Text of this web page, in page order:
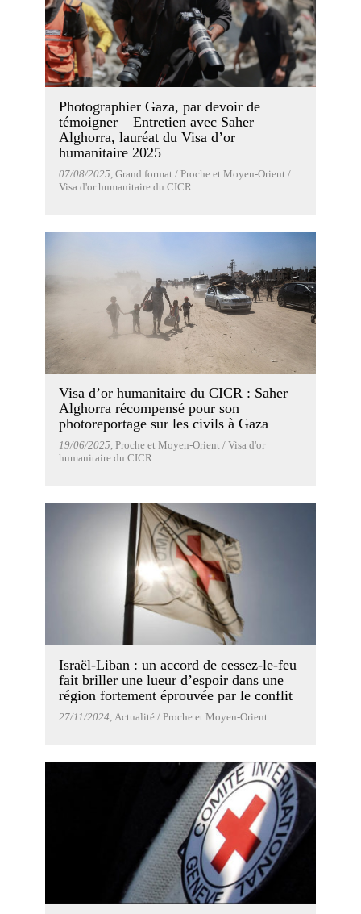
Photographier Gaza, par devoir de
témoigner – Entretien avec Saher
Alghorra, lauréat du Visa d’or
humanitaire 2025
07/08/2025 , Grand format / Proche et Moyen-Orient /
Visa d'or humanitaire du CICR
Visa d’or humanitaire du CICR : Saher
Alghorra récompensé pour son
photoreportage sur les civils à Gaza
19/06/2025, Proche et Moyen-Orient / Visa d'or
humanitaire du CICR
Israël-Liban : un accord de cessez-le-feu
fait briller une lueur d’espoir dans une
région fortement éprouvée par le conflit
27/11/2024, Actualité / Proche et Moyen-Orient